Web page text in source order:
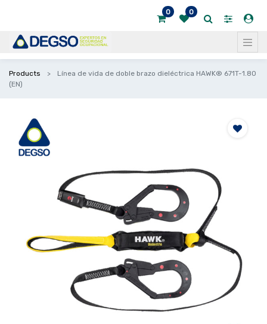
0 0
Products
Línea de vida de doble brazo dieléctrica HAWK® 671T-1.80
(EN)